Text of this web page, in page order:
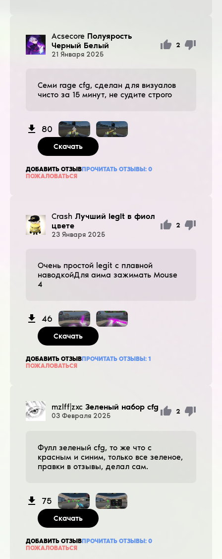
Acsecore Полуярость
Черный Белый
21 Января 2025
2
Семи rage cfg, сделан для визуалов
чисто за 15 минут, не судите строго
80
Скачать
ДОБАВИТЬ ОТЗЫВПРОЧИТАТЬ ОТЗЫВЫ: 0
ПОЖАЛОВАТЬСЯ
Crash Лучший legit в фиол
цвете
23 Января 2025
2
Очень простой legit с плавной
наводкойДля аима зажимать Mouse
4
46
Скачать
ДОБАВИТЬ ОТЗЫВПРОЧИТАТЬ ОТЗЫВЫ: 1
ПОЖАЛОВАТЬСЯ
mzlff|zxc Зеленый набор cfg
03 Февраля 2025
2
Фулл зеленый cfg, то же что с
красным и синим, только все зеленое,
правки в отзывы, делал сам.
75
Скачать
ДОБАВИТЬ ОТЗЫВПРОЧИТАТЬ ОТЗЫВЫ: 0
ПОЖАЛОВАТЬСЯ